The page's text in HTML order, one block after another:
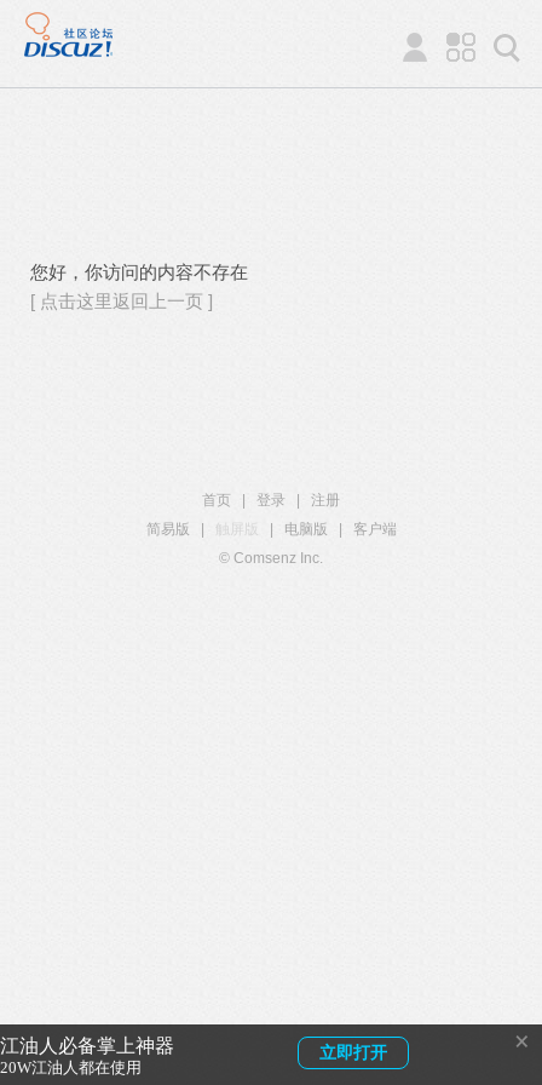
江油人必备掌上神器
20W江油人都在使用
立即打开 ×
您好，你访问的内容不存在
[ 点击这里返回上一页 ]
首页 登录
注册
简易版
触屏版 电脑版
客户端
© Comsenz Inc.